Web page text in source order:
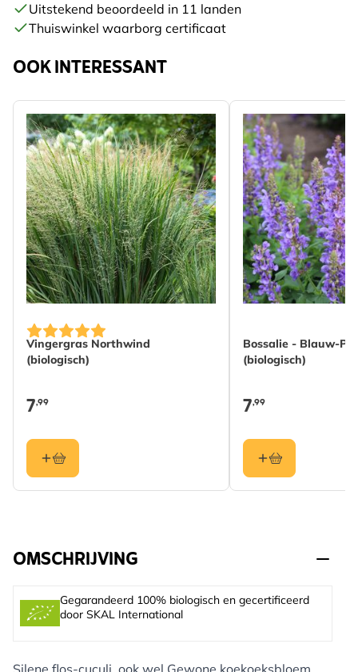
Uitstekend beoordeeld in 11 landen
Thuiswinkel waarborg certificaat
OOK INTERESSANT
Vingergras Northwind
(biologisch)
7,99
Bossalie - Blauw-
(biologisch)
7,99
OMSCHRIJVING
Gegarandeerd 100% biologisch en gecertificeerd
door SKAL International